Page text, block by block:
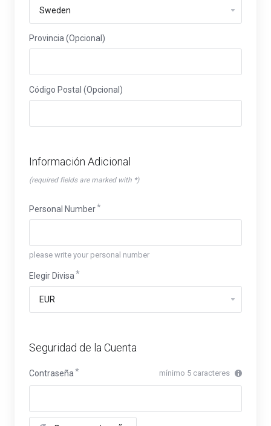
Provincia (Opcional)
Código Postal (Opcional)
Información Adicional
(required fields are marked with *)
Personal Number
please write your personal number
Elegir Divisa
Seguridad de la Cuenta
Contraseña mínimo 5 caracteres